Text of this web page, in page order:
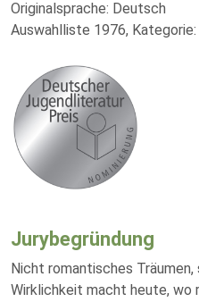
Originalsprache: Deutsch
Auswahlliste 1976, Kategorie:
Jurybegründung
Nicht romantisches
Wirklichkeit macht heute, wo